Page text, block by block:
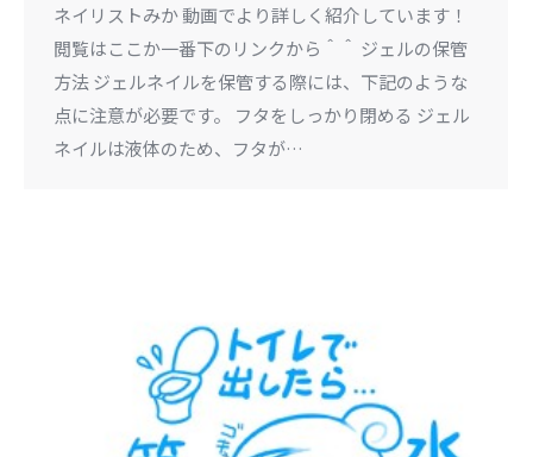
ネイリストみか 動画でより詳しく紹介しています！
閲覧はここか一番下のリンクから＾＾ ジェルの保管
方法 ジェルネイルを保管する際には、下記のような
点に注意が必要です。 フタをしっかり閉める ジェル
ネイルは液体のため、フタが…